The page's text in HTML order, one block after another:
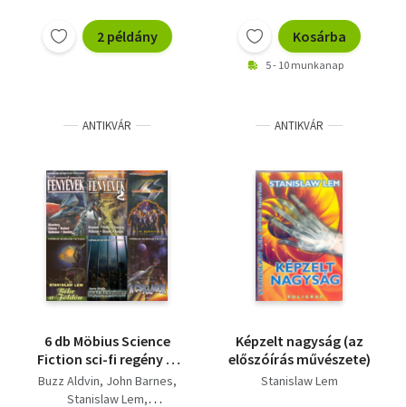
2 példány Kosárba
5 - 10 munkanap
ANTIKVÁR
6 db Möbius Science
Fiction sci-fi regény (7
mű 6 kötetben):
Fényévek 1-2. - Science
Buzz Aldvin John Barnes
Stanislaw Lem
ANTIKVÁR
Képzelt nagyság (az
előszóírás művészete)
Stanislaw Lem